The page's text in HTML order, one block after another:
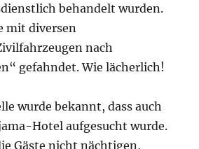
behandelt wurden.
mit diversen
nach
gefahndet. Wie lächerlich!
wurde bekannt, dass auch
Hotel aufgesucht wurde.
Gäste nicht nächtigen,